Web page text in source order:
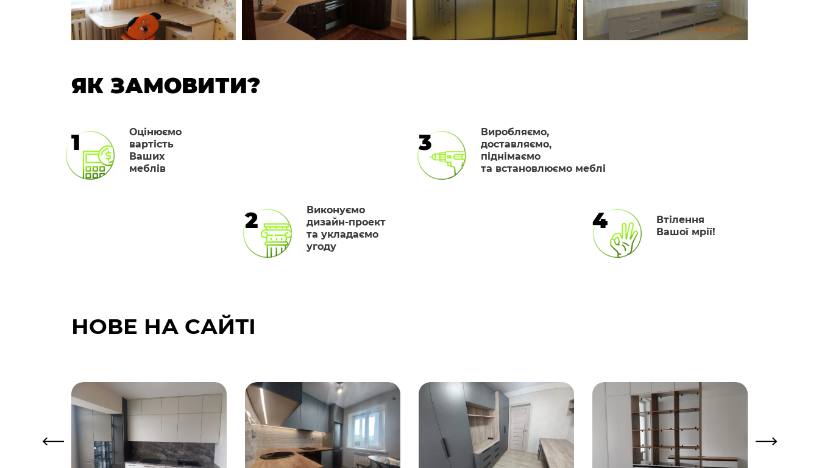
ЯК ЗАМОВИТИ?
1
Оцінюємо
вартість
Ваших
меблів
3
Виробляємо,
доставляємо,
піднімаємо
та встановлюємо меблі
2
Виконуємо
дизайн-проект
та укладаємо
угоду
4
Втілення
Вашої мрії!
НОВЕ НА САЙТІ